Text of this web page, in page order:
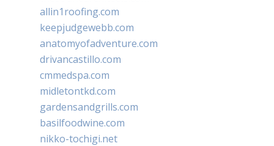
allin1roofing.com
keepjudgewebb.com
anatomyofadventure.com
drivancastillo.com
cmmedspa.com
midletontkd.com
gardensandgrills.com
basilfoodwine.com
nikko-tochigi.net